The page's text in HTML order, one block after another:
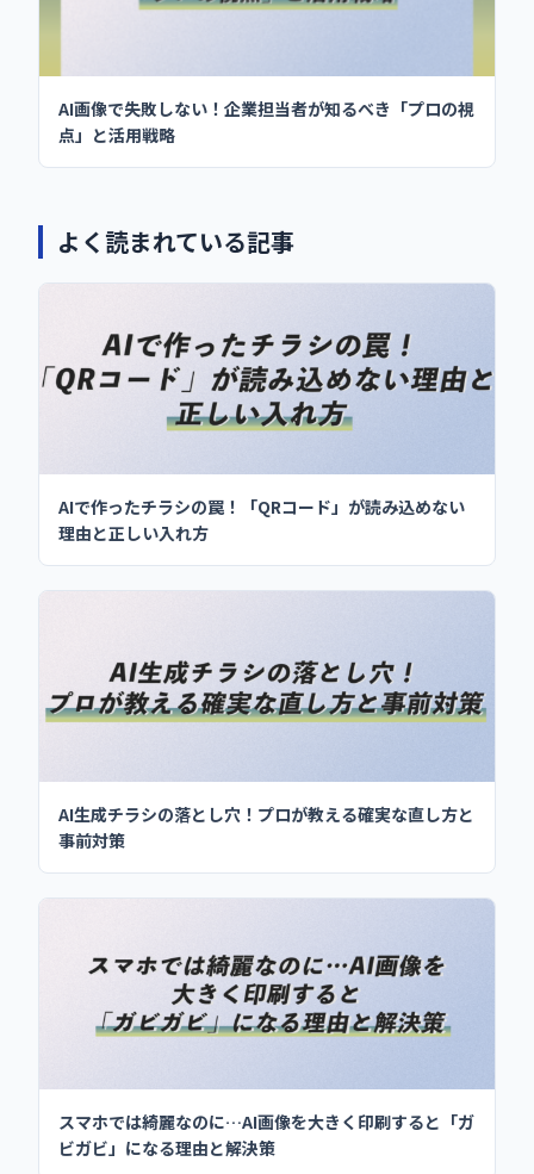
AI画像で失敗しない！企業担当者が知るべき「プロの視
点」と活用戦略
よく読まれている記事
AIで作ったチラシの罠！「QRコード」が読み込めない
理由と正しい入れ方
AI生成チラシの落とし穴！プロが教える確実な直し方と
事前対策
スマホでは綺麗なのに…AI画像を大きく印刷すると「ガ
ビガビ」になる理由と解決策